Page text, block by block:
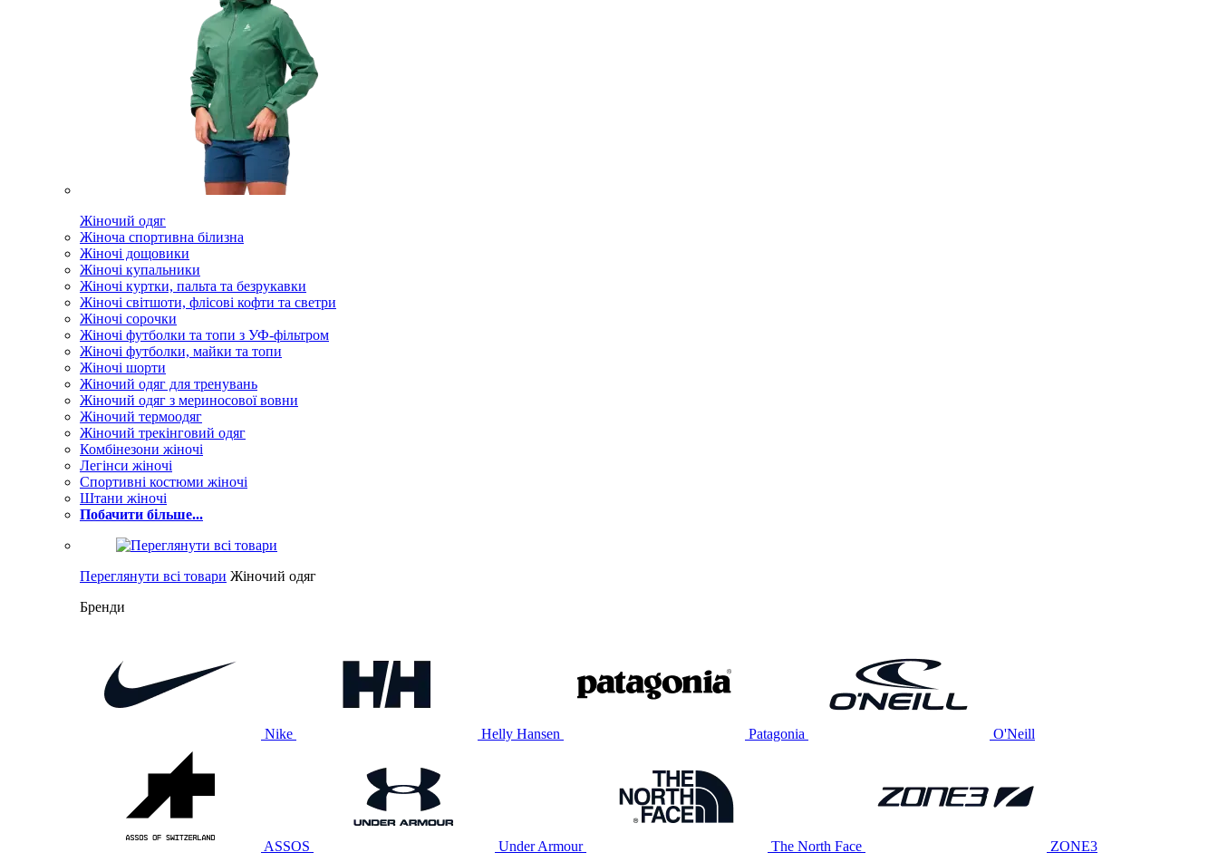
Жіночий одяг
Жіноча спортивна білизна
Жіночі дощовики
Жіночі купальники
Жіночі куртки, пальта та безрукавки
Жіночі світшоти, флісові кофти та светри
Жіночі сорочки
Жіночі футболки та топи з УФ-фільтром
Жіночі футболки, майки та топи
Жіночі шорти
Жіночий одяг для тренувань
Жіночий одяг з мериносової вовни
Жіночий термоодяг
Жіночий трекінговий одяг
Комбінезони жіночі
Легінси жіночі
Спортивні костюми жіночі
Штани жіночі
Побачити більше...
Переглянути всі товари Жіночий одяг
Бренди
Nike Helly Hansen Patagonia O'Neill
ASSOS Under Armour The North Face ZONE3